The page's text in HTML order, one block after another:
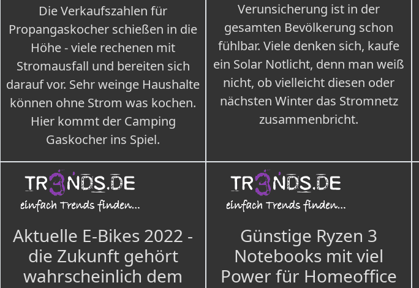
Die Verkaufszahlen für
Propangaskocher schießen in die
Höhe - viele rechenen mit
Stromausfall und bereiten sich
darauf vor. Sehr weinge Haushalte
können ohne Strom was kochen.
Hier kommt der Camping
Gaskocher ins Spiel.
Verunsicherung ist in der
gesamten Bevölkerung schon
fühlbar. Viele denken sich, kaufe
ein Solar Notlicht, denn man weiß
nicht, ob vielleicht diesen oder
nächsten Winter das Stromnetz
zusammenbricht.
Aktuelle E-Bikes 2022 -
die Zukunft gehört
wahrscheinlich dem
Günstige Ryzen 3
Notebooks mit viel
Power für Homeoffice